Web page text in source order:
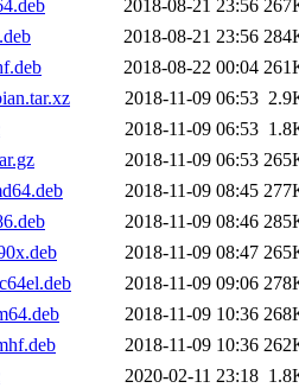
2018-08-21 23:56
2018-08-21 23:56
2018-08-22 00:04
2018-11-09 06:53
2018-11-09 06:53
2018-11-09 06:53
2018-11-09 08:45
2018-11-09 08:46
2018-11-09 08:47
2018-11-09 09:06
2018-11-09 10:36
2018-11-09 10:36
2020-02-11 23:18